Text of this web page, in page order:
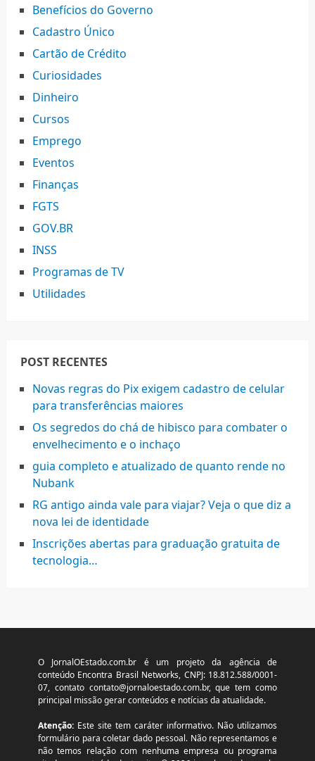
Benefícios do Governo
Cadastro Único
Cartão de Crédito
Curiosidades
Dinheiro
Cursos
Emprego
Eventos
Finanças
FGTS
GOV.BR
INSS
Programas de TV
Utilidades
POST RECENTES
Novas regras do Pix exigem cadastro de celular
para transferências maiores
Os segredos do chá de hibisco para combater o
envelhecimento e o inchaço
guia completo e atualizado de quanto rende no
Nubank
RG antigo ainda vale para viajar? Veja o que diz a
nova lei de identidade
Inscrições abertas para graduação gratuita de
tecnologia…
O JornalOEstado.com.br é um projeto da agência de
conteúdo Encontra Brasil Networks, CNPJ: 18.812.588/0001-
07, contato contato@jornaloestado.com.br, que tem como
principal missão gerar conteúdos e notícias da atualidade.
Atenção:Este site tem caráter informativo. Não utilizamos
formulário para coletar dado pessoal. Não representamos e
não temos relação com nenhuma empresa ou programa